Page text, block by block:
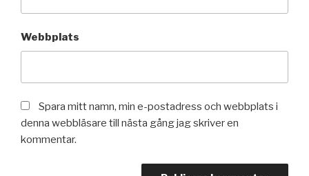
Webbplats
Spara mitt namn, min e-postadress och webbplats i
denna webbläsare till nästa gång jag skriver en
kommentar.